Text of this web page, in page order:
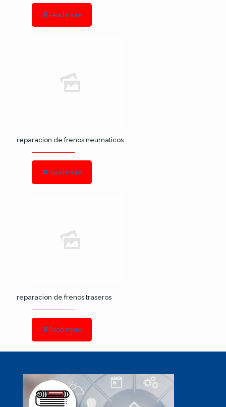
Read more
reparacion de frenos neumaticos
Read more
reparacion de frenos traseros
Read more